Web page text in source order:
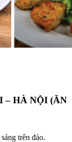
– HÀ NỘI (ĂN
trên đảo.